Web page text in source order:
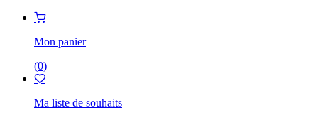
Mon panier
(0)
Ma liste de souhaits